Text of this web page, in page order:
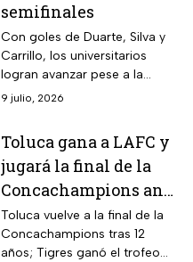
semifinales
Con goles de Duarte, Silva y
Carrillo, los universitarios
logran avanzar pese a la
reacción azulcrema. Ahora,
9 julio, 2026
Toluca gana a LAFC y
jugará la final de la
Concachampions ante
Tigres
Toluca vuelve a la final de la
Concachampions tras 12
años; Tigres ganó el trofeo